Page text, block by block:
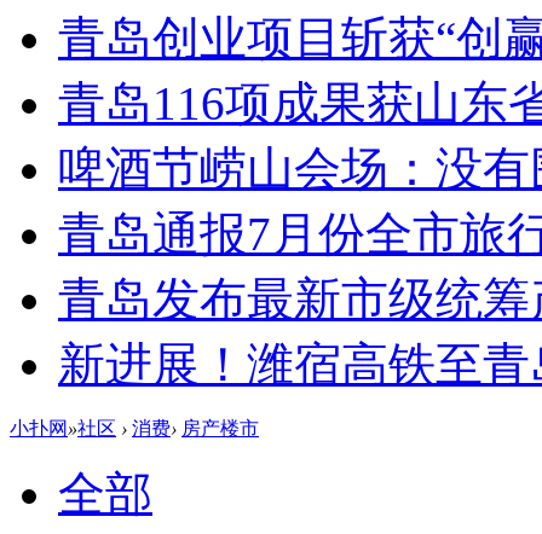
青岛创业项目斩获“创
青岛116项成果获山东
啤酒节崂山会场：没有
青岛通报7月份全市旅
青岛发布最新市级统
新进展！潍宿高铁至
小扑网 »社区 › 消费› 房产楼市
全部